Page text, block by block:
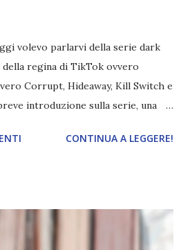
volevo parlarvi della serie dark
della regina di TikTok ovvero
Corrupt, Hideaway, Kill Switch e
introduzione sulla serie, una
sui libri singoli. I libri sono in
Autrice : Penelope Douglas
Compton Editori
CONTINUA A LEGGERE!